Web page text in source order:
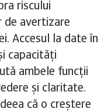
riscului
de avertizare
Accesul la date în
capacități
ambele funcții
și claritate.
că o creștere